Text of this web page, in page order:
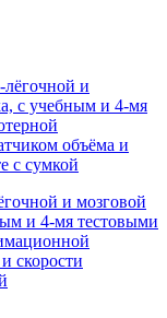
и мозговой
и 4-мя тестовыми
скорости